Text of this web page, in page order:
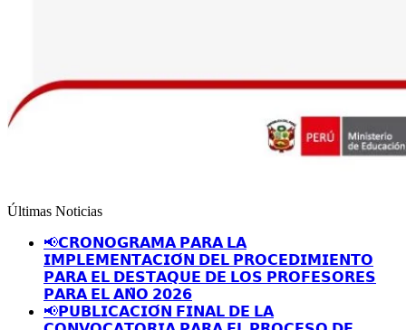
Últimas Noticias
📢𝗖𝗥𝗢𝗡𝗢𝗚𝗥𝗔𝗠𝗔 𝗣𝗔𝗥𝗔 𝗟𝗔
𝗜𝗠𝗣𝗟𝗘𝗠𝗘𝗡𝗧𝗔𝗖𝗜𝗢́𝗡 𝗗𝗘𝗟 𝗣𝗥𝗢𝗖𝗘𝗗𝗜𝗠𝗜𝗘𝗡𝗧𝗢
𝗣𝗔𝗥𝗔 𝗘𝗟 𝗗𝗘𝗦𝗧𝗔𝗤𝗨𝗘 𝗗𝗘 𝗟𝗢𝗦 𝗣𝗥𝗢𝗙𝗘𝗦𝗢𝗥𝗘𝗦
𝗣𝗔𝗥𝗔 𝗘𝗟 𝗔𝗡̃𝗢 𝟮𝟬𝟮𝟲
📢𝗣𝗨𝗕𝗟𝗜𝗖𝗔𝗖𝗜𝗢́𝗡 𝗙𝗜𝗡𝗔𝗟 𝗗𝗘 𝗟𝗔